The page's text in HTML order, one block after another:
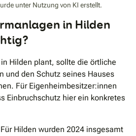
unter Nutzung von KI erstellt.
in Hilden
Hilden plant, sollte die örtliche
und den Schutz seines Hauses
Für Eigenheimbesitzer:innen
Einbruchschutz hier ein konkretes
Für Hilden wurden 2024 insgesamt